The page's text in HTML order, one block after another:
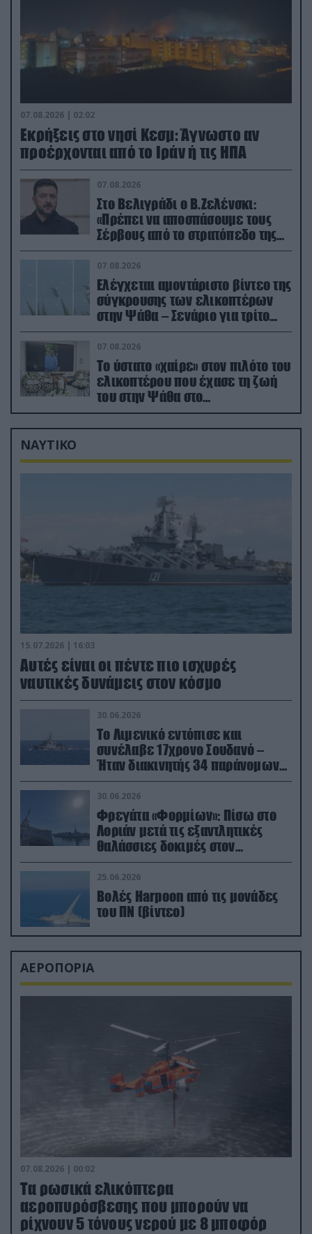
07.08.2026 | 02:02
Εκρήξεις στο νησί Κεσμ: Άγνωστο αν
προέρχονται από το Ιράν ή τις ΗΠΑ
07.08.2026
Στο Βελιγράδι ο Β.Ζελένσκι:
«Πρέπει να αποσπάσουμε τους
Σέρβους από το στρατόπεδο της
Ρωσίας»
07.08.2026
Ελέγχεται αμοντάριστο βίντεο της
σύγκρουσης των ελικοπτέρων
στην Ψάθα – Σενάριο για τρίτο
ελικόπτερο
07.08.2026
Το ύστατο «χαίρε» στον πιλότο του
ελικοπτέρου που έχασε τη ζωή
του στην Ψάθα στο
αποτεφρωτήριο Ριτσώνας
ΝΑΥΤΙΚΟ
15.07.2026 | 16:03
Aυτές είναι οι πέντε πιο ισχυρές
ναυτικές δυνάμεις στον κόσμο
30.06.2026
Το Λιμενικό εντόπισε και
συνέλαβε 17χρονο Σουδανό –
Ήταν διακινητής 34 παράνομων
μεταναστών
30.06.2026
Φρεγάτα «Φορμίων»: Πίσω στο
Λοριάν μετά τις εξαντλητικές
θαλάσσιες δοκιμές στον
απαιτητικό Βισκαϊκό
25.06.2026
Βολές Harpoon από τις μονάδες
του ΠΝ (βίντεο)
ΑΕΡΟΠΟΡΙΑ
07.08.2026 | 00:02
Τα ρωσικά ελικόπτερα
αεροπυρόσβεσης που μπορούν να
ρίχνουν 5 τόνους νερού με 8 μποφόρ